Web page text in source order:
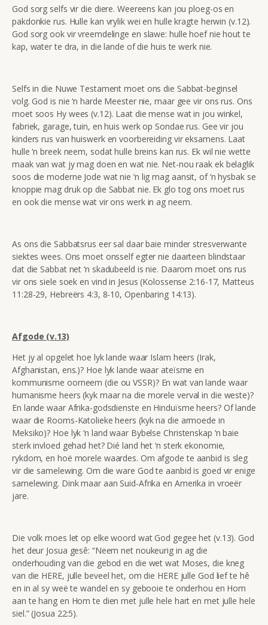
God sorg selfs vir die diere. Weereens kan jou ploeg-os en
pakdonkie rus. Hulle kan vrylik wei en hulle kragte herwin (v.12).
God sorg ook vir vreemdelinge en slawe: hulle hoef nie hout te
kap, water te dra, in die lande of die huis te werk nie.
Selfs in die Nuwe Testament moet ons die Sabbat-beginsel
volg. God is nie ‘n harde Meester nie, maar gee vir ons rus. Ons
moet soos Hy wees (v.12). Laat die mense wat in jou winkel,
fabriek, garage, tuin, en huis werk op Sondae rus. Gee vir jou
kinders rus van huiswerk en voorbereiding vir eksamens. Laat
hulle ‘n breek neem, sodat hulle breins kan rus. Ek wil nie wette
maak van wat jy mag doen en wat nie. Net-nou raak ek belaglik
soos die moderne Jode wat nie ‘n lig mag aansit, of ‘n hysbak se
knoppie mag druk op die Sabbat nie. Ek glo tog ons moet rus
en ook die mense wat vir ons werk in ag neem.
As ons die Sabbatsrus eer sal daar baie minder stresverwante
siektes wees. Ons moet onsself egter nie daarteen blindstaar
dat die Sabbat net ‘n skadubeeld is nie. Daarom moet ons rus
vir ons siele soek en vind in Jesus (Kolossense 2:16-17, Matteus
11:28-29, Hebreërs 4:3, 8-10, Openbaring 14:13).
Afgode (v.13)
Het jy al opgelet hoe lyk lande waar Islam heers (Irak,
Afghanistan, ens.)? Hoe lyk lande waar ateïsme en
kommunisme oorneem (die ou VSSR)? En wat van lande waar
humanisme heers (kyk maar na die morele verval in die weste)?
En lande waar Afrika-godsdienste en Hinduïsme heers? Of lande
waar die Rooms-Katolieke heers (kyk na die armoede in
Meksiko)? Hoe lyk ‘n land waar Bybelse Christenskap ‘n baie
sterk invloed gehad het? Dié land het ‘n sterk ekonomie,
rykdom, en hoë morele waardes. Om afgode te aanbid is sleg
vir die samelewing. Om die ware God te aanbid is goed vir enige
samelewing. Dink maar aan Suid-Afrika en Amerika in vroeër
jare.
Die volk moes let op elke woord wat God gegee het (v.13). God
het deur Josua gesê: “Neem net noukeurig in ag die
onderhouding van die gebod en die wet wat Moses, die kneg
van die HERE, julle beveel het, om die HERE julle God lief te hê
en in al sy weë te wandel en sy gebooie te onderhou en Hom
aan te hang en Hom te dien met julle hele hart en met julle hele
siel.” (Josua 22:5).